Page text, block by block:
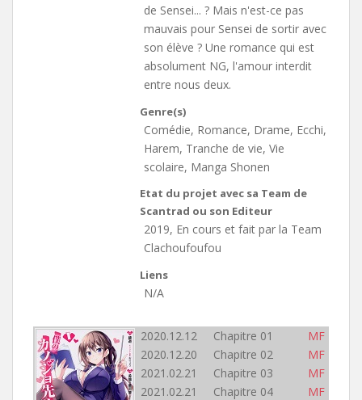
de Sensei... ? Mais n'est-ce pas
mauvais pour Sensei de sortir avec
son élève ? Une romance qui est
absolument NG, l'amour interdit
entre nous deux.
Genre(s)
Comédie, Romance, Drame, Ecchi,
Harem, Tranche de vie, Vie
scolaire, Manga Shonen
Etat du projet avec sa Team de
Scantrad ou son Editeur
2019, En cours et fait par la Team
Clachoufoufou
Liens
N/A
2020.12.12 Chapitre 01
MF
2020.12.20 Chapitre 02
MF
2021.02.21 Chapitre 03
MF
2021.02.21 Chapitre 04
MF